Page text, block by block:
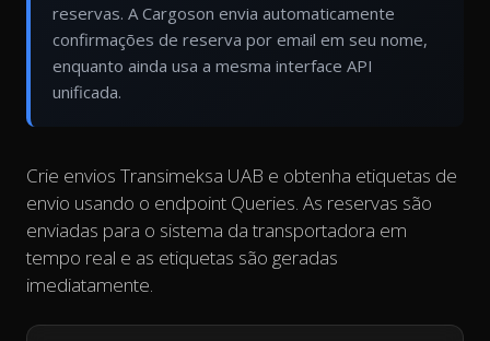
reservas. A Cargoson envia automaticamente
confirmações de reserva por email em seu nome,
enquanto ainda usa a mesma interface API
unificada.
Crie envios Transimeksa UAB e obtenha etiquetas de
envio usando o endpoint Queries. As reservas são
enviadas para o sistema da transportadora em
tempo real e as etiquetas são geradas
imediatamente.